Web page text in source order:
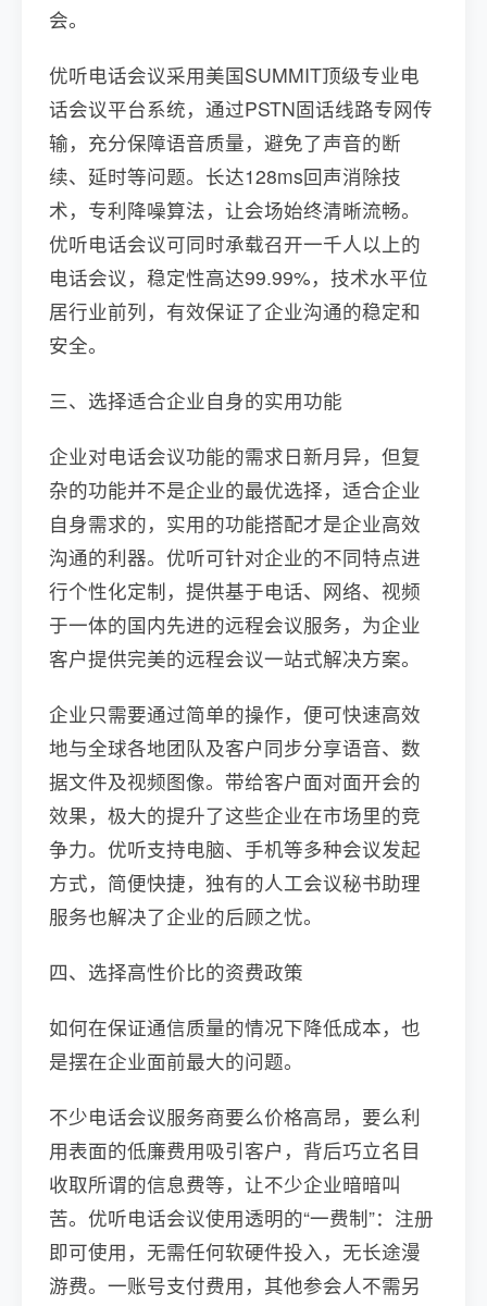
会。
优听电话会议采用美国SUMMIT顶级专业电
话会议平台系统，通过PSTN固话线路专网传
输，充分保障语音质量，避免了声音的断
续、延时等问题。长达128ms回声消除技
术，专利降噪算法，让会场始终清晰流畅。
优听电话会议可同时承载召开一千人以上的
电话会议，稳定性高达99.99%，技术水平位
居行业前列，有效保证了企业沟通的稳定和
安全。
三、选择适合企业自身的实用功能
企业对电话会议功能的需求日新月异，但复
杂的功能并不是企业的最优选择，适合企业
自身需求的，实用的功能搭配才是企业高效
沟通的利器。优听可针对企业的不同特点进
行个性化定制，提供基于电话、网络、视频
于一体的国内先进的远程会议服务，为企业
客户提供完美的远程会议一站式解决方案。
企业只需要通过简单的操作，便可快速高效
地与全球各地团队及客户同步分享语音、数
据文件及视频图像。带给客户面对面开会的
效果，极大的提升了这些企业在市场里的竞
争力。优听支持电脑、手机等多种会议发起
方式，简便快捷，独有的人工会议秘书助理
服务也解决了企业的后顾之忧。
四、选择高性价比的资费政策
如何在保证通信质量的情况下降低成本，也
是摆在企业面前最大的问题。
不少电话会议服务商要么价格高昂，要么利
用表面的低廉费用吸引客户，背后巧立名目
收取所谓的信息费等，让不少企业暗暗叫
苦。优听电话会议使用透明的“一费制”：注册
即可使用，无需任何软硬件投入，无长途漫
游费。一账号支付费用，其他参会人不需另